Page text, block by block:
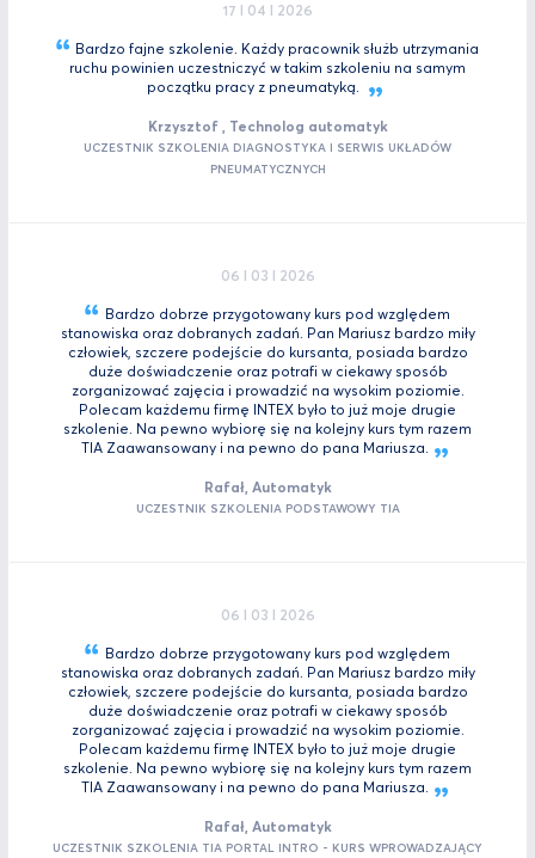
17 I 04 I 2026
Bardzo fajne szkolenie. Każdy pracownik służb utrzymania
ruchu powinien uczestniczyć w takim szkoleniu na samym
początku pracy z pneumatyką.
Krzysztof , Technolog automatyk
UCZESTNIK SZKOLENIA DIAGNOSTYKA I SERWIS UKŁADÓW
PNEUMATYCZNYCH
06 I 03 I 2026
Bardzo dobrze przygotowany kurs pod względem
stanowiska oraz dobranych zadań. Pan Mariusz bardzo miły
człowiek, szczere podejście do kursanta, posiada bardzo
duże doświadczenie oraz potrafi w ciekawy sposób
zorganizować zajęcia i prowadzić na wysokim poziomie.
Polecam każdemu firmę INTEX było to już moje drugie
szkolenie. Na pewno wybiorę się na kolejny kurs tym razem
TIA Zaawansowany i na pewno do pana Mariusza.
Rafał, Automatyk
UCZESTNIK SZKOLENIA PODSTAWOWY TIA
06 I 03 I 2026
Bardzo dobrze przygotowany kurs pod względem
stanowiska oraz dobranych zadań. Pan Mariusz bardzo miły
człowiek, szczere podejście do kursanta, posiada bardzo
duże doświadczenie oraz potrafi w ciekawy sposób
zorganizować zajęcia i prowadzić na wysokim poziomie.
Polecam każdemu firmę INTEX było to już moje drugie
szkolenie. Na pewno wybiorę się na kolejny kurs tym razem
TIA Zaawansowany i na pewno do pana Mariusza.
Rafał, Automatyk
UCZESTNIK SZKOLENIA TIA PORTAL INTRO - KURS WPROWADZAJĄCY